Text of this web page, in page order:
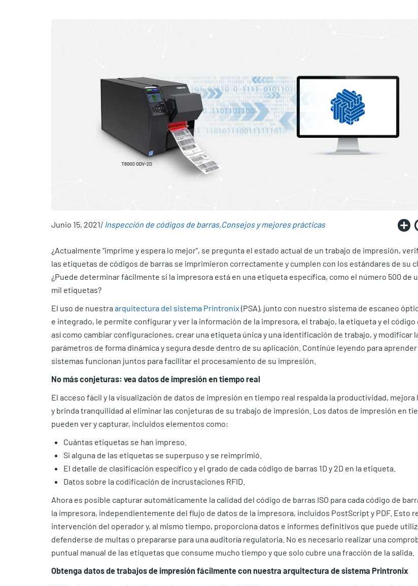
Junio 15, 2021 Inspección de códigos de barras Consejos y mejores prácticas
¿Actualmente “imprime y espera lo mejor”, se pregunta el estado actual de un trabajo de impresión,
las etiquetas de códigos de barras se imprimieron correctamente y cumplen con los estándares de su
¿Puede determinar fácilmente si la impresora está en una etiqueta específica, como el número 500 de
mil etiquetas?
El uso de nuestraarquitectura del sistema Printronix (PSA), junto con nuestro sistema de escaneo
e integrado, le permite configurar y ver la información de la impresora, el trabajo, la etiqueta y el código
así como cambiar configuraciones, crear una etiqueta única y una identificación de trabajo, y modificar
parámetros de forma dinámica y segura desde dentro de su aplicación. Continúe leyendo para
sistemas funcionan juntos para facilitar el procesamiento de su impresión.
No más conjeturas: vea datos de impresión en tiempo real
El acceso fácil y la visualización de datos de impresión en tiempo real respalda la productividad, mejora
y brinda tranquilidad al eliminar las conjeturas de su trabajo de impresión. Los datos de impresión en
pueden ver y capturar, incluidos elementos como:
Cuántas etiquetas se han impreso.
Si alguna de las etiquetas se superpuso y se reimprimió.
El detalle de clasificación específico y el grado de cada código de barras 1D y 2D en la etiqueta.
Datos sobre la codificación de incrustaciones RFID.
Ahora es posible capturar automáticamente la calidad del código de barras ISO para cada código de
la impresora, independientemente del flujo de datos de la impresora, incluidos PostScript y PDF. Esto
intervención del operador y, al mismo tiempo, proporciona datos e informes definitivos que puede
defenderse de multas o prepararse para una auditoría regulatoria. No es necesario realizar una
puntual manual de las etiquetas que consume mucho tiempo y que solo cubre una fracción de la salida.
Obtenga datos de trabajos de impresión fácilmente con nuestra arquitectura de sistema Printronix